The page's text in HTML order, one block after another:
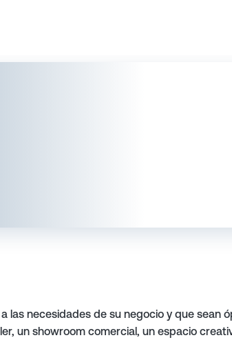
necesidades de su negocio y que sean
un showroom comercial, un espacio